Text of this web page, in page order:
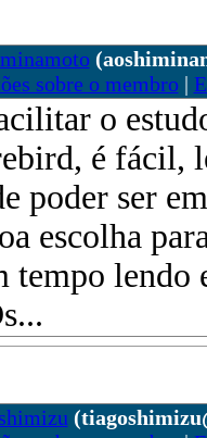
sobre o membro|
o
é fácil,
poder ser
escolha
tempo lendo